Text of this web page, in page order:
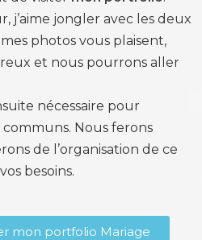
j’aime jongler avec les deux
photos vous plaisent,
et nous pourrons aller
nécessaire pour
Nous ferons
de l’organisation de ce
besoins.
mon portfolio Mariage